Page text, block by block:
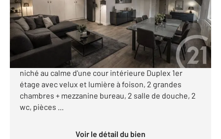
Appartement Duplex à vendre
285 000 €
DUPLEX LUMINEUX - STYLE ATELIER D'ARTISTE -
ROUEN NOUVELLE PREFECTURE. Un esprit loft
niché au calme d'une cour intérieure Duplex 1er
étage avec velux et lumière à foison, 2 grandes
chambres + mezzanine bureau, 2 salle de douche, 2
wc, pièces ...
Voir le détail du bien